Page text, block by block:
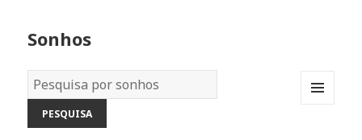
Sonhos
Dicionário
dos
Sonhos: